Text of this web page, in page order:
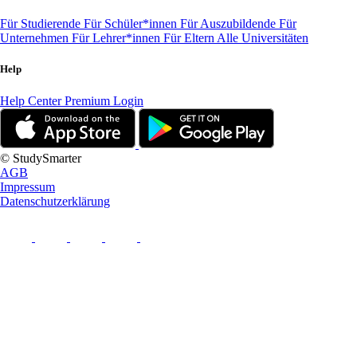
Für Studierende Für Schüler*innen Für Auszubildende Für
Unternehmen Für Lehrer*innen Für Eltern Alle Universitäten
Help
Help CenterPremium Login
© StudySmarter
AGB
Impressum
Datenschutzerklärung